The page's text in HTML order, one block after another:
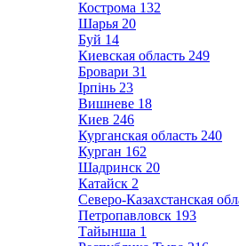
Кострома 132
Шарья 20
Буй 14
Киевская область 249
Бровари 31
Ірпінь 23
Вишневе 18
Киев 246
Курганская область 240
Курган 162
Шадринск 20
Катайск 2
Северо-Казахстанская
Петропавловск 193
Тайынша 1